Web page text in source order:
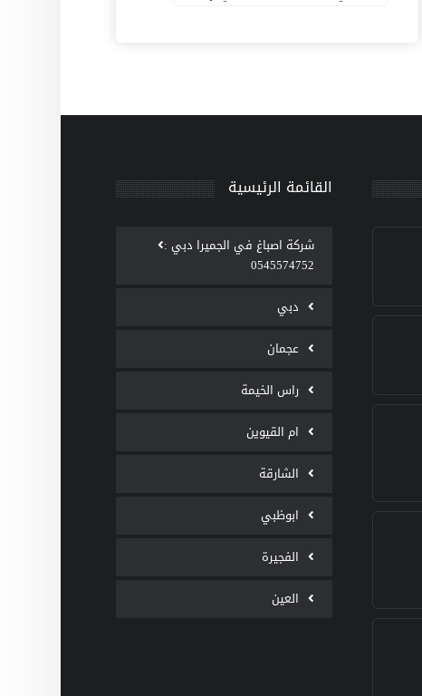
القائمة الرئيسية
‫شركة اصباغ في الجميرا دبي :
0545574752
دبي
عجمان
راس الخيمة
ام القيوين
الشارقة
ابوظبي
الفجيرة
العين